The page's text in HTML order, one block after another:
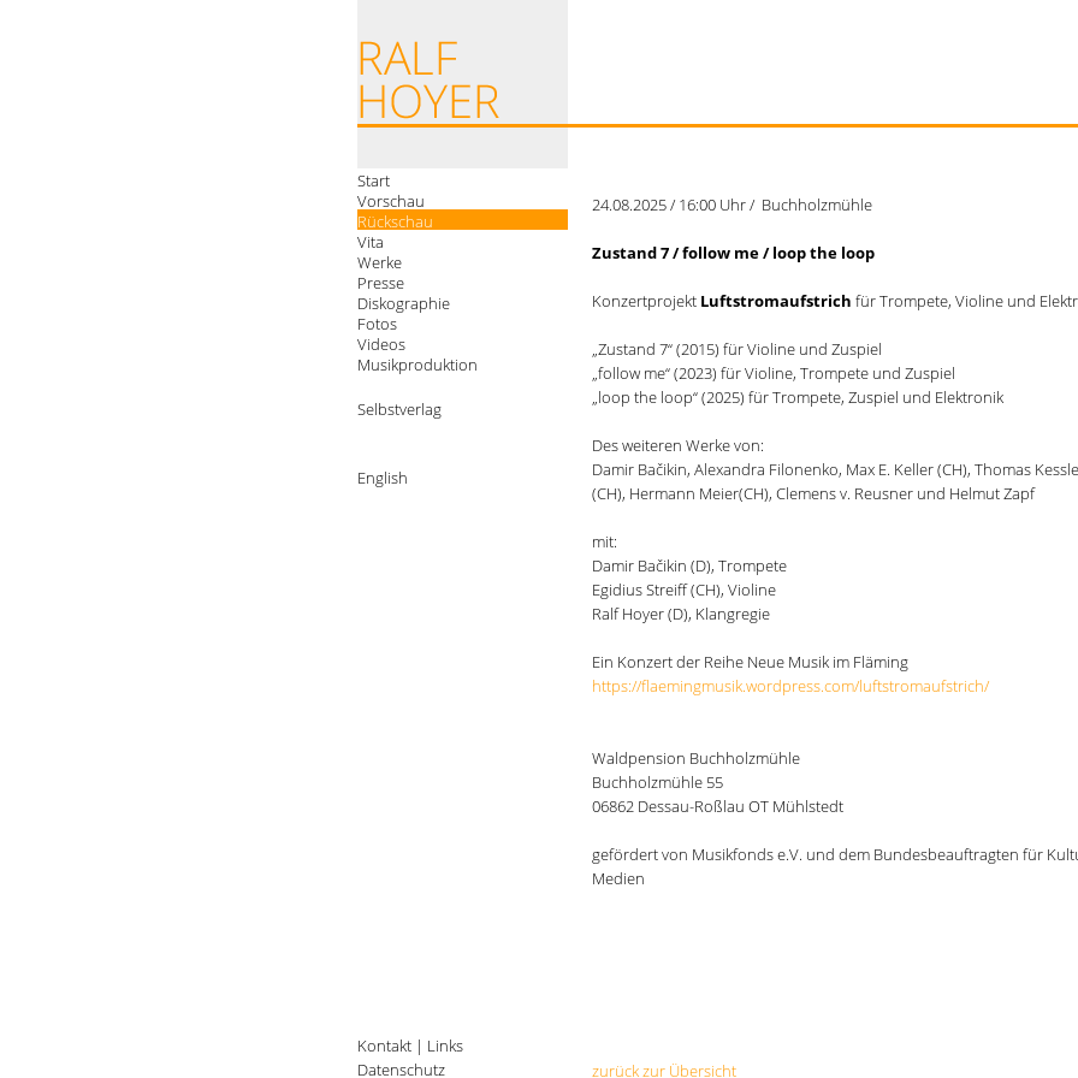
Start
Vorschau
Rückschau
Vita
Werke
Presse
Diskographie
Fotos
Videos
Musikproduktion
Selbstverlag
English
24.08.2025 / 16:00 Uhr / Buchholzmühle
Zustand 7 / follow me / loop the loop
Konzertprojekt Luftstromaufstrich für Trompete, Violine und
„Zustand 7“ (2015) für Violine und Zuspiel
„follow me“ (2023) für Violine, Trompete und Zuspiel
„loop the loop“ (2025) für Trompete, Zuspiel und Elektronik
Des weiteren Werke von:
Damir Bačikin, Alexandra Filonenko, Max E. Keller (CH), Thomas
(CH), Hermann Meier(CH), Clemens v. Reusner und Helmut Zapf
mit:
Damir Bačikin (D), Trompete
Egidius Streiff (CH), Violine
Ralf Hoyer (D), Klangregie
Ein Konzert der Reihe Neue Musik im Fläming
https://flaemingmusik.wordpress.com/luftstromaufstrich/
Waldpension Buchholzmühle
Buchholzmühle 55
06862 Dessau-Roßlau OT Mühlstedt
gefördert von Musikfonds e.V. und dem Bundesbeauftragten für
Medien
zurück zur Übersicht
Kontakt | Links
Datenschutz